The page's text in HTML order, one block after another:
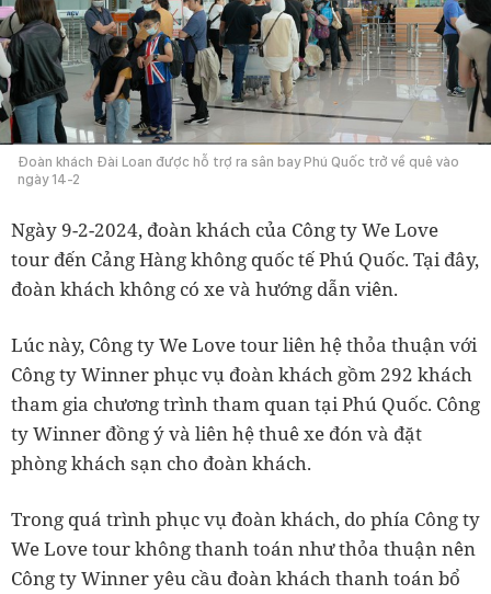
Đoàn khách Đài Loan được hỗ trợ ra sân bay Phú Quốc trở về quê vào
ngày 14-2
Ngày 9-2-2024, đoàn khách của Công ty We Love
tour đến Cảng Hàng không quốc tế Phú Quốc. Tại đây,
đoàn khách không có xe và hướng dẫn viên.
Lúc này, Công ty We Love tour liên hệ thỏa thuận với
Công ty Winner phục vụ đoàn khách gồm 292 khách
tham gia chương trình tham quan tại Phú Quốc. Công
ty Winner đồng ý và liên hệ thuê xe đón và đặt
phòng khách sạn cho đoàn khách.
Trong quá trình phục vụ đoàn khách, do phía Công ty
We Love tour không thanh toán như thỏa thuận nên
Công ty Winner yêu cầu đoàn khách thanh toán bổ